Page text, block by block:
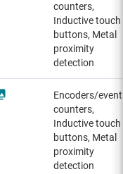
counters,
Inductive touch
buttons, Metal
proximity
detection
Encoders/event
counters,
Inductive touch
buttons, Metal
proximity
detection